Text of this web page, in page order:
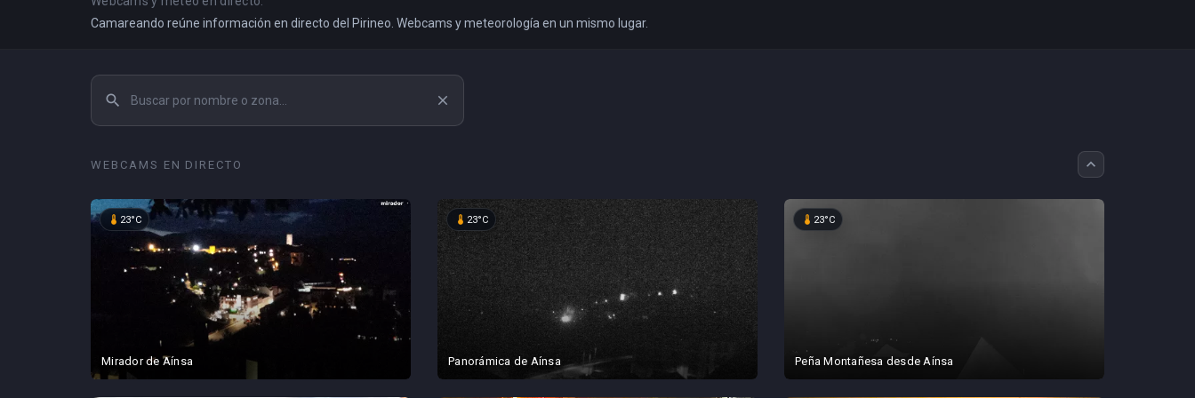
Camareando reúne información en directo del Pirineo. Webcams y meteorología en un mismo lugar.
search close
WEBCAMS EN DIRECTO expand_less
device_thermostat 23°C
Mirador de Aínsa
device_thermostat 23°C
Panorámica de Aínsa
device_thermostat 23°C
Peña Montañesa desde Aínsa